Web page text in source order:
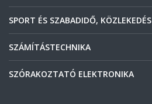
SPORT ÉS SZABADIDŐ, KÖZLEKEDÉS
SZÁMÍTÁSTECHNIKA
SZÓRAKOZTATÓ ELEKTRONIKA